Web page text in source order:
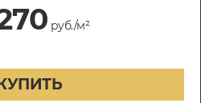
руб./м²